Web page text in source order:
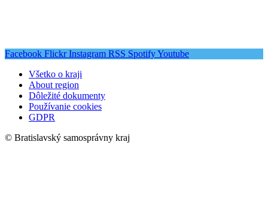
Facebook Flickr Instagram RSS SpotifyYoutube
Všetko o kraji
About region
Dôležité dokumenty
Používanie cookies
GDPR
© Bratislavský samosprávny kraj